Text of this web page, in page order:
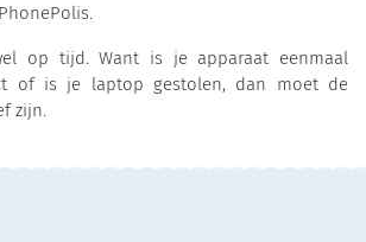
op tijd. Want is je apparaat eenmaal
of is je laptop gestolen, dan moet de
zijn.